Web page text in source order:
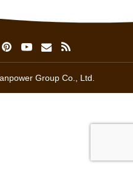
Group Co., Ltd.